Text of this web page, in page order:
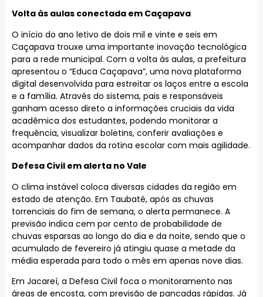
Volta às aulas conectada em Caçapava
O início do ano letivo de dois mil e vinte e seis em
Caçapava trouxe uma importante inovação tecnológica
para a rede municipal. Com a volta às aulas, a prefeitura
apresentou o “Educa Caçapava”, uma nova plataforma
digital desenvolvida para estreitar os laços entre a escola
e a família. Através do sistema, pais e responsáveis
ganham acesso direto a informações cruciais da vida
acadêmica dos estudantes, podendo monitorar a
frequência, visualizar boletins, conferir avaliações e
acompanhar dados da rotina escolar com mais agilidade.
Defesa Civil em alerta no Vale
O clima instável coloca diversas cidades da região em
estado de atenção. Em Taubaté, após as chuvas
torrenciais do fim de semana, o alerta permanece. A
previsão indica cem por cento de probabilidade de
chuvas esparsas ao longo do dia e da noite, sendo que o
acumulado de fevereiro já atingiu quase a metade da
média esperada para todo o mês em apenas nove dias.
Em Jacareí, a Defesa Civil foca o monitoramento nas
áreas de encosta, com previsão de pancadas rápidas. Já